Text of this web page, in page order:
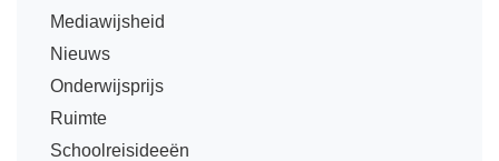
Duurzaamheid
Feest- en Gedenkdagen
Orientatie
Rekenen
Sociale vaardigheden
Mediawijsheid
Nieuws
Onderwijsprijs
Ruimte
Schoolreisideeën